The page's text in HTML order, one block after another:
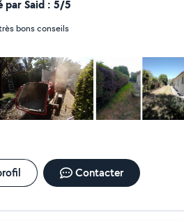
services. Je suis disponible pour
n'hésitez pas à me contacter.
pour que je vous aide dans
par Said : 5/5
bons conseils
Contacter